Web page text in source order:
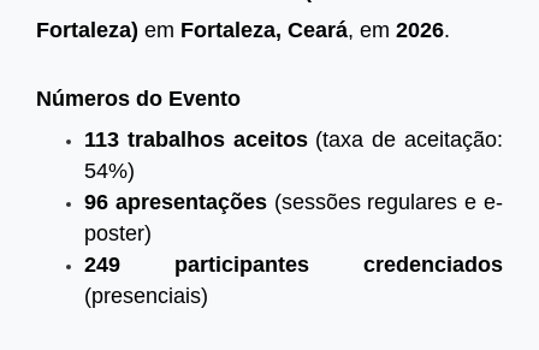
Fortaleza) em Fortaleza, Ceará, em 2026.
Números do Evento
113 trabalhos aceitos(taxa de aceitação:
54%)
96 apresentações(sessões regulares e e-
poster)
249 participantes credenciados
(presenciais)